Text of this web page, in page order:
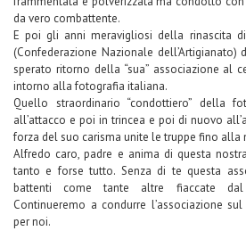
da vero combattente.
E poi gli anni meravigliosi della rinascita di
(Confederazione Nazionale
sperato ritorno della “sua” associazione al
intorno alla fotografia italiana.
Quello straordinario “condottiero” della
all’attacco e poi in trincea e poi di nuovo
forza del suo carisma unite le truppe fino alla
Alfredo caro, padre e anima di questa
tanto e forse tutto. Senza di te questa
battenti come tante altre fiaccate dal
Continueremo a condurre l’associazione
per noi.